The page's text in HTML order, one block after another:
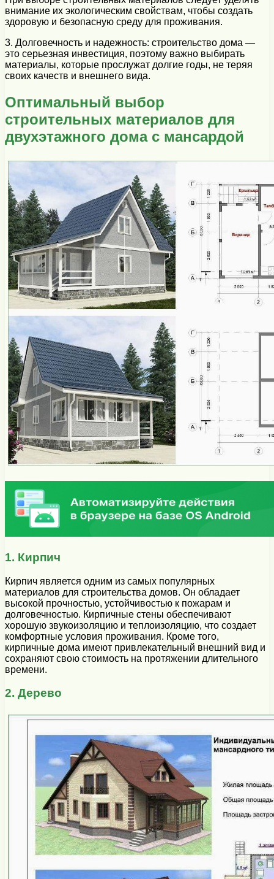
внимание их экологическим свойствам, чтобы создать
здоровую и безопасную среду для проживания.
3. Долговечность и надежность: строительство дома —
это серьезная инвестиция, поэтому важно выбирать
материалы, которые прослужат долгие годы, не теряя
своих качеств и внешнего вида.
Оптимальный выбор
строительных материалов для
двухэтажного дома с мансардой
1. Кирпич
Кирпич является одним из самых популярных
материалов для строительства домов. Он обладает
высокой прочностью, устойчивостью к пожарам и
долговечностью. Кирпичные стены обеспечивают
хорошую звукоизоляцию и теплоизоляцию, что создает
комфортные условия проживания. Кроме того,
кирпичные дома имеют привлекательный внешний вид и
сохраняют свою стоимость на протяжении длительного
времени.
2. Дерево